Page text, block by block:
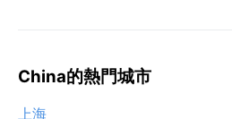
China的熱門城市
上海